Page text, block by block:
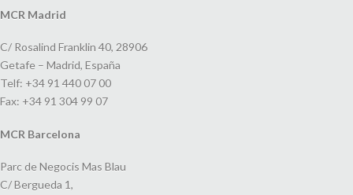
MCR Madrid
C/ Rosalind Franklin 40, 28906
Getafe – Madrid, España
Telf: +34 91 440 07 00
Fax: +34 91 304 99 07
MCR Barcelona
Parc de Negocis Mas Blau
C/ Bergueda 1,